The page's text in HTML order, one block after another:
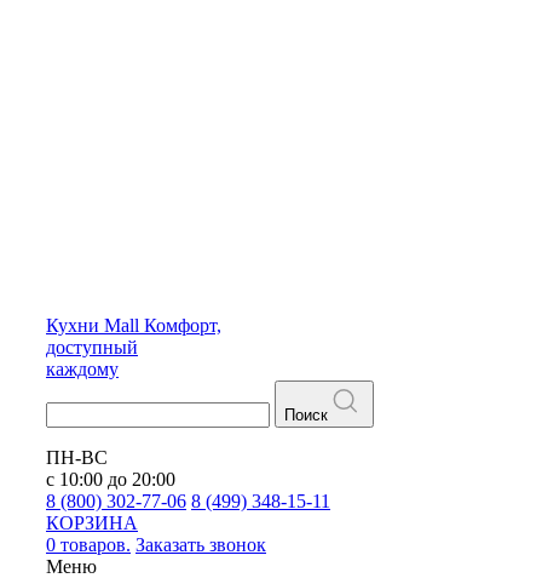
Кухни Mall Комфорт,
доступный
каждому
Поиск
ПН-ВС
с 10:00 до 20:00
8 (800) 302-77-06 8 (499) 348-15-11
КОРЗИНА
0 товаров. Заказать звонок
Меню